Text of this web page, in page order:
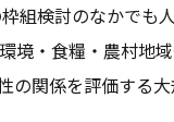
組検討のなかでも
境・食糧・農村地
の関係を評価する